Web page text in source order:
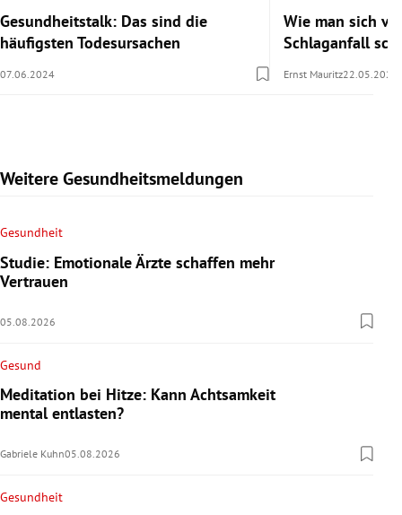
Gesundheitstalk: Das sind die
häufigsten Todesursachen
07.06.2024
Wie man sich
Schlaganfall
Ernst Mauritz22.05.2024
Weitere Gesundheitsmeldungen
Gesundheit
Studie: Emotionale Ärzte schaffen mehr
Vertrauen
05.08.2026
Gesund
Meditation bei Hitze: Kann Achtsamkeit
mental entlasten?
Gabriele Kuhn05.08.2026
Gesundheit